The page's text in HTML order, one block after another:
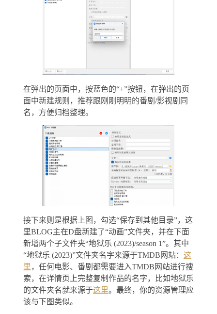
在弹出的页面中，按蓝色的“+”按钮，在弹出的页
面中新建规则，推荐跟刚刚明明的番剧/影视剧同
名，方便归档整理。
接下来则是根据上图，勾选“保存到其他目录”，这
里BLOG主在D盘新建了“动画”文件夹，并在下面
新增两个子文件夹“地狱乐 (2023)/season 1”。其中
“地狱乐 (2023)”文件夹名字来源于TMDB网站： 这
里，任何电影、番剧都需要进入TMDB网站进行搜
索，在详情页上完整复制作品的名字，比如地狱乐
的文件夹名就来源于这里。最终，你的资源管理应
该与下图类似。